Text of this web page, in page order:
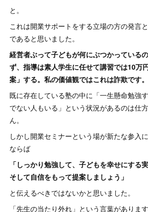
と。
これは開業サポートをする立場の方の発言
であると思いました。
経営者ぶって子どもが何にぶつかっている
ず、指導は素人学生に任せて講習では10万
案」する。私の価値観ではこれは詐欺です。
既に存在している塾の中に「一生懸命勉強
でない人もいる」という状況があるのは仕
ん。
しかし開業セミナーという場が新たな参入
ならば
「しっかり勉強して、子どもを幸せにする
そして自信をもって提案しましょう」
と伝えるべきではないかと思いました。
「先生の当たり外れ」という言葉がありま